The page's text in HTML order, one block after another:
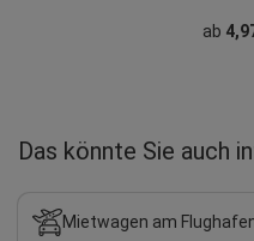
ab
Das könnte Sie auch
Mietwagen am